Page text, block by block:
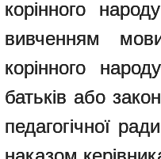
корінного
вивченням
корінного
батьків або
педагогічної